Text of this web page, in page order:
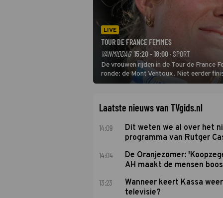
LIVE
TOUR DE FRANCE FEMMES
VANMIDDAG 15:20 - 18:00 · SPORT
De vrouwen rijden in de Tour de France
ronde: de Mont Ventoux. Niet eerder
uit de buitencategorie. De aanloop
Laatste nieuws van TVgids.nl
14:09
Dit weten we al over het
programma van Rutger
14:04
De Oranjezomer:
AH maakt de mensen
13:23
Wanneer keert Kassa
televisie?